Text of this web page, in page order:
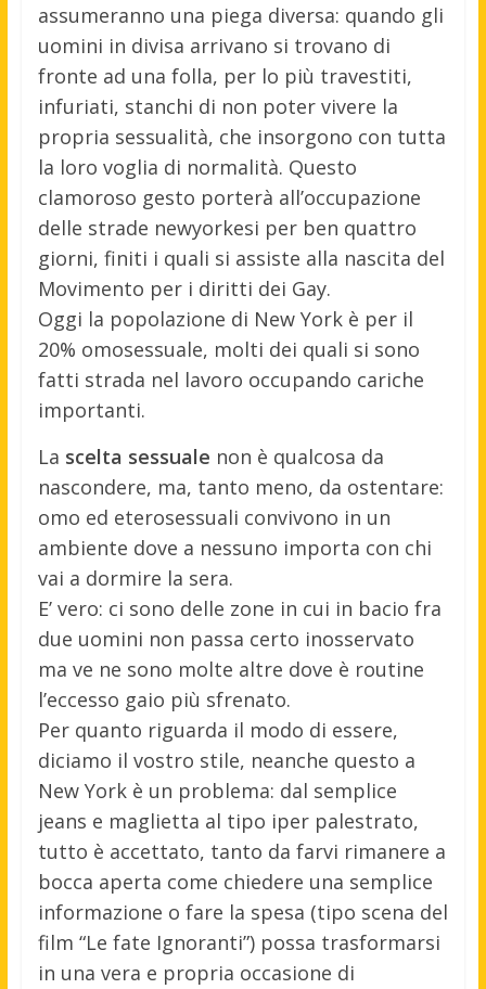
assumeranno una piega diversa: quando gli
uomini in divisa arrivano si trovano di
fronte ad una folla, per lo più travestiti,
infuriati, stanchi di non poter vivere la
propria sessualità, che insorgono con tutta
la loro voglia di normalità. Questo
clamoroso gesto porterà all’occupazione
delle strade newyorkesi per ben quattro
giorni, finiti i quali si assiste alla nascita del
Movimento per i diritti dei Gay.
Oggi la popolazione di New York è per il
20% omosessuale, molti dei quali si sono
fatti strada nel lavoro occupando cariche
importanti.
La scelta sessuale non è qualcosa da
nascondere, ma, tanto meno, da ostentare:
omo ed eterosessuali convivono in un
ambiente dove a nessuno importa con chi
vai a dormire la sera.
E’ vero: ci sono delle zone in cui in bacio fra
due uomini non passa certo inosservato
ma ve ne sono molte altre dove è routine
l’eccesso gaio più sfrenato.
Per quanto riguarda il modo di essere,
diciamo il vostro stile, neanche questo a
New York è un problema: dal semplice
jeans e maglietta al tipo iper palestrato,
tutto è accettato, tanto da farvi rimanere a
bocca aperta come chiedere una semplice
informazione o fare la spesa (tipo scena del
film “Le fate Ignoranti”) possa trasformarsi
in una vera e propria occasione di